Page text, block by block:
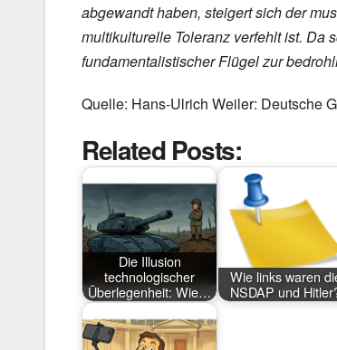
abgewandt haben, steigert sich der
multikulturelle Toleranz verfehlt ist. Da
fundamentalistischer Flügel zur
Quelle: Hans-Ulrich Weiler: Deutsche
Related Posts:
Die Illusion
technologischer
Überlegenheit: Wie…
Wie links waren
NSDAP und